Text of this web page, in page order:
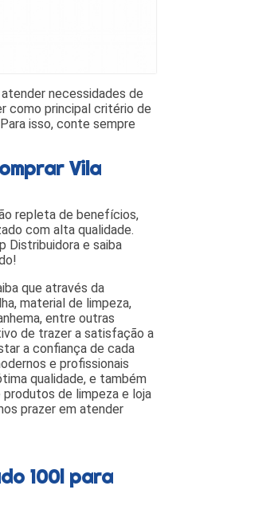
necessidades de
como principal critério de
isso, conte sempre
Vila
repleta de benefícios,
com alta qualidade.
Distribuidora e saiba
que através da
material de limpeza,
entre outras
de trazer a satisfação a
a confiança de cada
e profissionais
qualidade, e também
de limpeza e loja
prazer em atender
100l para